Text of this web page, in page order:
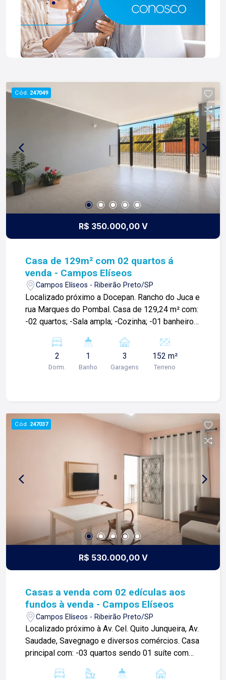
Cód. 247049
R$ 350.000,00 V
Casa de 129m² com 02 quartos á
venda - Campos Elíseos
Campos Elíseos - Ribeirão Preto/SP
Localizado próximo a Docepan. Rancho do Juca e
rua Marques do Pombal. Casa de 129,24 m² com:
-02 quartos; -Sala ampla; -Cozinha; -01 banheiros
Para mais informações e agendar visita, entre em
contato. Lago Imóveis - Desde 1987 construindo
relacionamentos e confiança com nossos
2
Dorm.
1
Banho
3
Garagens
152 m²
Terreno
Cód. 247037
R$ 530.000,00 V
Casas a venda com 02 edículas aos
fundos à venda - Campos Elíseos
Campos Elíseos - Ribeirão Preto/SP
Localizado próximo à Av. Cel. Quito Junqueira, Av.
Saudade, Savegnago e diversos comércios. Casa
principal com: -03 quartos sendo 01 suíte com
-Área de serviços; -Corredor lateral; -02 vagas de